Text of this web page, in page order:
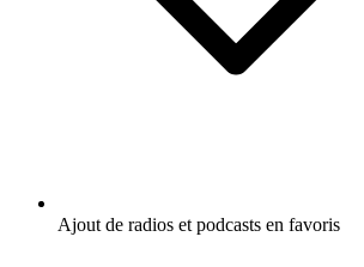
Ajout de radios et podcasts en favoris